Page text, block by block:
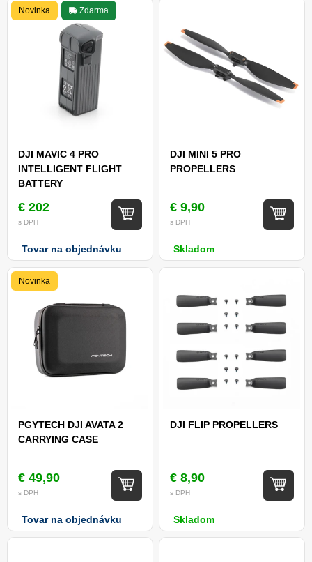
Novinka Zdarma
DJI MAVIC 4 PRO
INTELLIGENT FLIGHT
BATTERY
€ 202
s DPH
Tovar na objednávku
DJI MINI 5 PRO
PROPELLERS
€ 9,90
s DPH
Skladom
Novinka
PGYTECH DJI AVATA 2
CARRYING CASE
€ 49,90
s DPH
Tovar na objednávku
DJI FLIP PROPELLERS
€ 8,90
s DPH
Skladom